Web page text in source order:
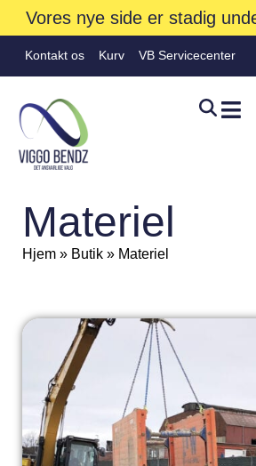
Vores nye side er stadig
Kontakt os Kurv VB Servicecenter
Materiel
Hjem » Butik » Materiel